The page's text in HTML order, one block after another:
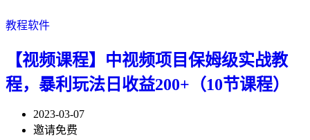
教程软件
【视频课程】中视频项目保姆级实战教
程，暴利玩法日收益200+（10节课程）
2023-03-07
邀请免费